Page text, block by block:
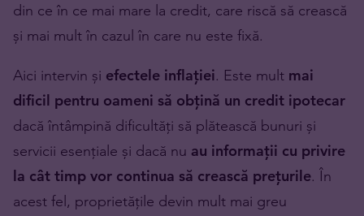
din ce în ce mai mare la credit, care riscă să crească
și mai mult în cazul în care nu este fixă.
Aici intervin și efectele inflației. Este mult mai
dificil pentru oameni să obțină un credit ipotecar
dacă întâmpină dificultăți să plătească bunuri și
servicii esențiale și dacă nu au informații cu privire
la cât timp vor continua să crească prețurile. În
acest fel, proprietățile devin mult mai greu